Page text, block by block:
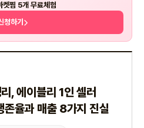
켓찜 5개 무료체험
청하기
, 에이블리 1인 셀러
율과 매출 8가지 진실